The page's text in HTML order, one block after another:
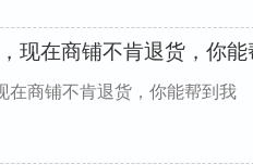
现在商铺不肯退货，你能
在商铺不肯退货，你能帮到我